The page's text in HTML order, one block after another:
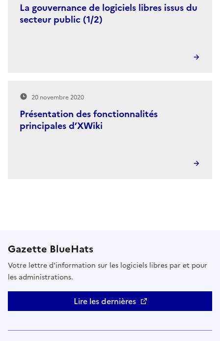
La gouvernance de logiciels libres issus du
secteur public (1/2)
Présentation des fonctionnalités
principales d’XWiki
20 novembre 2020
Gazette BlueHats
Votre lettre d'information sur les logiciels libres par et pour
les administrations.
Lire les dernières